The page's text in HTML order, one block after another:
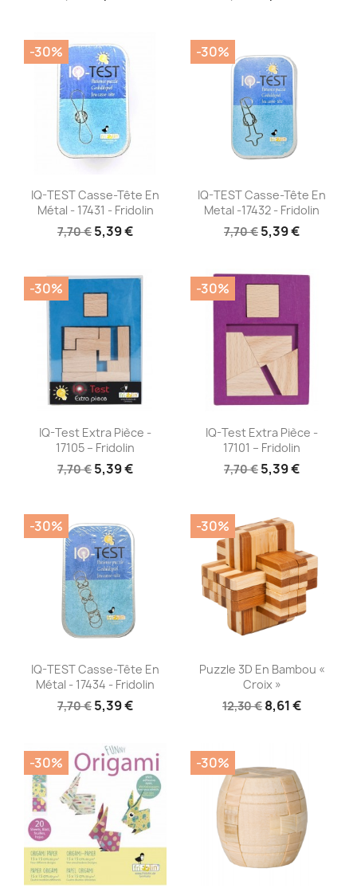
Aperçu rapide
IQ-TEST Casse-Tête En
Métal - 17431 - Fridolin
7,70 € 5,39 €
-30%
Aperçu rapide
IQ-TEST Casse-Tête En
Metal -17432 - Fridolin
7,70 € 5,39 €
-30%
Aperçu rapide
IQ-Test Extra Pièce -
17105 – Fridolin
7,70 € 5,39 €
-30%
Aperçu rapide
IQ-Test Extra Pièce -
17101 – Fridolin
7,70 € 5,39 €
-30%
Aperçu rapide
IQ-TEST Casse-Tête En
Métal - 17434 - Fridolin
7,70 € 5,39 €
-30%
Aperçu rapide
Puzzle 3D En Bambou «
Croix »
12,30 € 8,61 €
-30%
-30% -30%